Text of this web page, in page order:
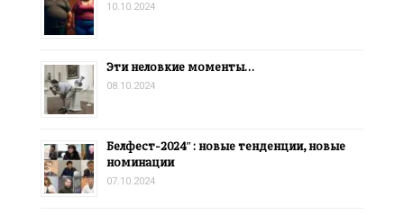
10.10.2024
Эти неловкие моменты…
08.10.2024
Белфест-2024″: новые тенденции, новые
номинации
07.10.2024